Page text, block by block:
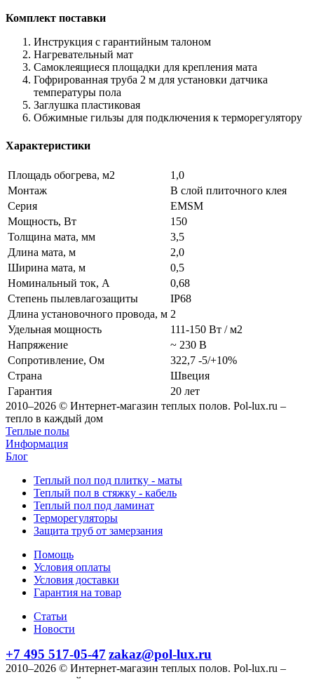
Комплект поставки
Инструкция с гарантийным талоном
Нагревательный мат
Самоклеящиеся площадки для крепления мата
Гофрированная труба 2 м для установки датчика
температуры пола
Заглушка пластиковая
Обжимные гильзы для подключения к терморегулятору
Характеристики
Площадь обогрева, м2
1,0
Монтаж
В слой плиточного клея
Серия
EMSM
Мощность, Вт
150
Толщина мата, мм
3,5
Длина мата, м
2,0
Ширина мата, м
0,5
Номинальный ток, А
0,68
Степень пылевлагозащиты
IP68
Длина установочного провода, м 2
Удельная мощность
111-150 Вт / м2
Напряжение
~ 230 В
Сопротивление, Ом
322,7 -5/+10%
Страна
Швеция
Гарантия
20 лет
2010–2026 © Интернет-магазин теплых полов. Pol-lux.ru –
тепло в каждый дом
Теплые полы
Информация
Блог
Теплый пол под плитку - маты
Теплый пол в стяжку - кабель
Теплый пол под ламинат
Терморегуляторы
Защита труб от замерзания
Помощь
Условия оплаты
Условия доставки
Гарантия на товар
Статьи
Новости
+7 495 517-05-47 zakaz@pol-lux.ru
2010–2026 © Интернет-магазин теплых полов. Pol-lux.ru –